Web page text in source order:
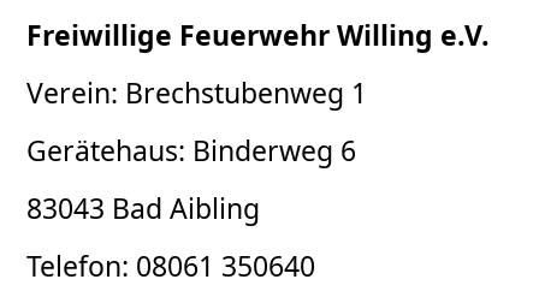
Freiwillige Feuerwehr Willing e.V.
Verein: Brechstubenweg 1
Gerätehaus: Binderweg 6
83043 Bad Aibling
Telefon: 08061 350640